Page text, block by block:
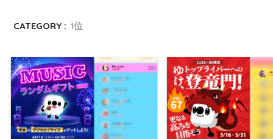
CATEGORY : 1位